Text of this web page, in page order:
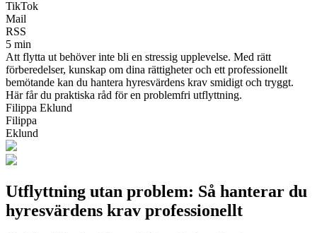
TikTok
Mail
RSS
5 min
Att flytta ut behöver inte bli en stressig upplevelse. Med rätt
förberedelser, kunskap om dina rättigheter och ett professionellt
bemötande kan du hantera hyresvärdens krav smidigt och tryggt.
Här får du praktiska råd för en problemfri utflyttning.
Filippa Eklund
Filippa
Eklund
Utflyttning utan problem: Så hanterar du
hyresvärdens krav professionellt